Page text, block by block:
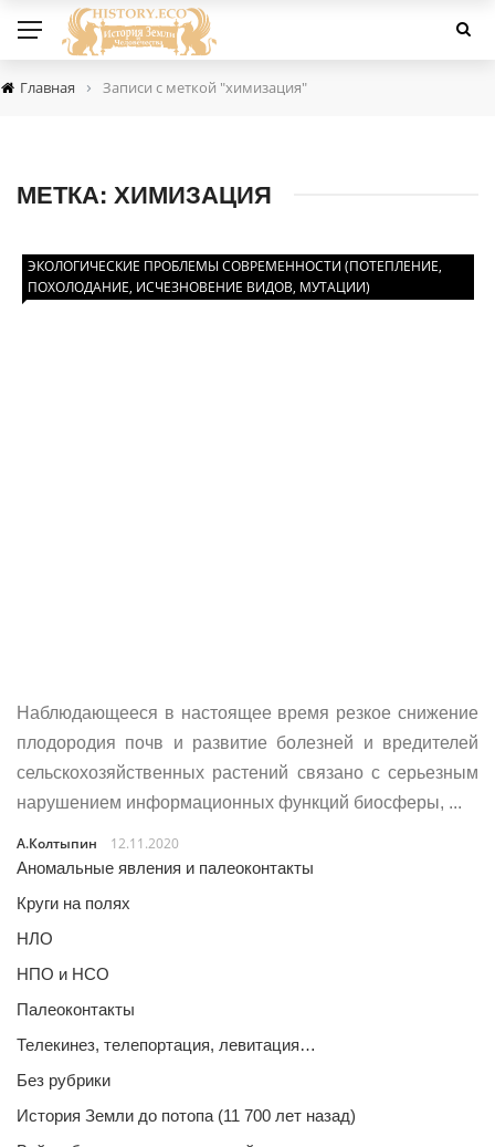
Главная › Записи с меткой "химизация"
МЕТКА: ХИМИЗАЦИЯ
ЭКОЛОГИЧЕСКИЕ ПРОБЛЕМЫ СОВРЕМЕННОСТИ (ПОТЕПЛЕНИЕ,
ПОХОЛОДАНИЕ, ИСЧЕЗНОВЕНИЕ ВИДОВ, МУТАЦИИ)
Наблюдающееся в настоящее время резкое снижение
плодородия почв и развитие болезней и вредителей
сельскохозяйственных растений связано с серьезным
нарушением информационных функций биосферы, ...
А.Колтыпин
12.11.2020
Аномальные явления и палеоконтакты
Круги на полях
НЛО
НПО и НСО
Палеоконтакты
Телекинез, телепортация, левитация…
Без рубрики
История Земли до потопа (11 700 лет назад)